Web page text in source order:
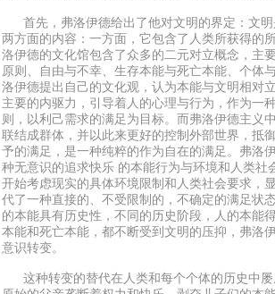
首先，弗洛伊德给出了他对文明的界定：文明
两方面的内容：一方面，它包含了人类所获得的
洛伊德的文化馆包含了众多的二元对立概念，主
原则、自由与不幸、生存本能与死亡本能、个体
洛伊德提出自己的文化观，认为本能与文明相对
主要的内驱力，引导着人的心理与行为，作为一
则，以利己需求的满足为目标。而弗洛伊德主义
联结成群体，并以此来更好的控制外部世界，抵
予的满足，是一种纯粹的作为自在的满足。弗洛
种无意识的追求快乐 的本能行为与环境和人类社
开始考虑现实的具体环境限制和人类社会要求，
代了一种直接的、不受限制的，不确定的满足状
的本能具有历史性，不同的历史阶段，人的本能
本能和死亡本能，都不断受到文明的压抑，弗洛
意识转变。
这种转变的替代在人类和每个个体的历史中屡